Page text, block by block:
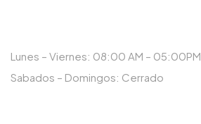
Lunes – Viernes: 08:00 AM – 05:00PM
Sabados – Domingos: Cerrado